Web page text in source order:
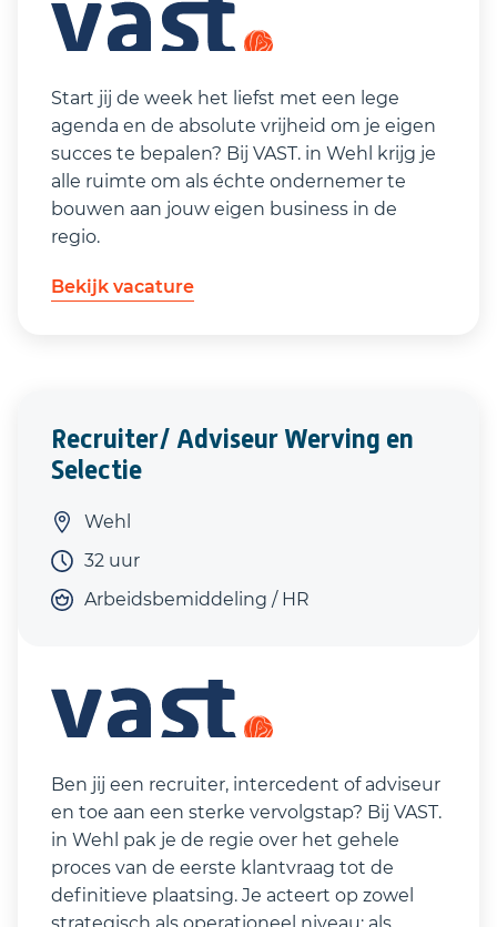
Start jij de week het liefst met een lege
agenda en de absolute vrijheid om je eigen
succes te bepalen? Bij VAST. in Wehl krijg je
alle ruimte om als échte ondernemer te
bouwen aan jouw eigen business in de
regio.
Bekijk vacature
Recruiter/ Adviseur Werving en
Selectie
Wehl
32 uur
Arbeidsbemiddeling / HR
Ben jij een recruiter, intercedent of adviseur
en toe aan een sterke vervolgstap? Bij VAST.
in Wehl pak je de regie over het gehele
proces van de eerste klantvraag tot de
definitieve plaatsing. Je acteert op zowel
strategisch als operationeel niveau: als